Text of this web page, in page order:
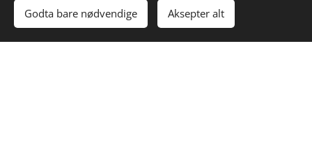
Godta bare nødvendige Aksepter alt